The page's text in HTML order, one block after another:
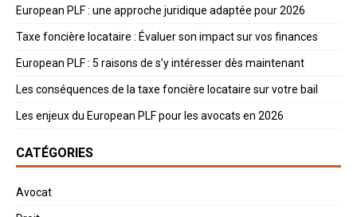
European PLF : une approche juridique adaptée pour 2026
Taxe foncière locataire : Évaluer son impact sur vos finances
European PLF : 5 raisons de s’y intéresser dès maintenant
Les conséquences de la taxe foncière locataire sur votre bail
Les enjeux du European PLF pour les avocats en 2026
CATÉGORIES
Avocat